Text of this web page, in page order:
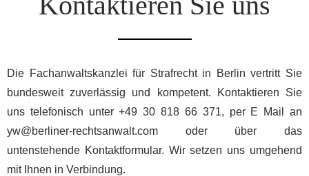
Die Fachanwaltskanzlei für Strafrecht in Berlin vertritt Sie
bundesweit zuverlässig und kompetent. Kontaktieren Sie
uns telefonisch unter +49 30 818 66 371, per E Mail an
yw@berliner-rechtsanwalt.com oder über das
untenstehende Kontaktformular. Wir setzen uns umgehend
mit Ihnen in Verbindung.